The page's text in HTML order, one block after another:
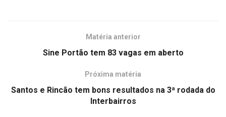
Matéria anterior
Sine Portão tem 83 vagas em aberto
Próxima matéria
Santos e Rincão tem bons resultados na 3ª rodada do
Interbairros